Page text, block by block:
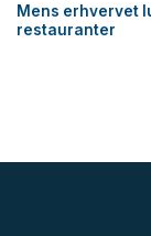
Mens erhvervet
restauranter